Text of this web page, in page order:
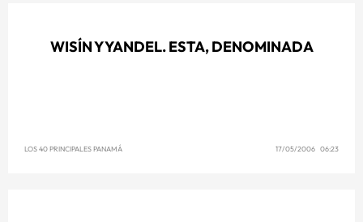
WISÍN Y YANDEL. ESTA, DENOMINADA
LOS 40 PRINCIPALES PANAMÁ 17/05/2006 06:23